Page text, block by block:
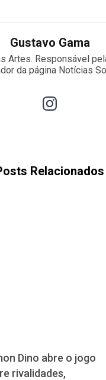
Gustavo Gama
Artes. Responsável
da página Notícias
Relacionados
Dino abre o jogo
rivalidades,